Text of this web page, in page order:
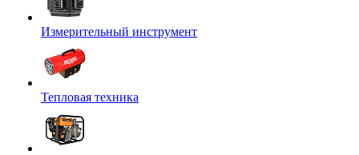
Измерительный инструмент
Тепловая техника